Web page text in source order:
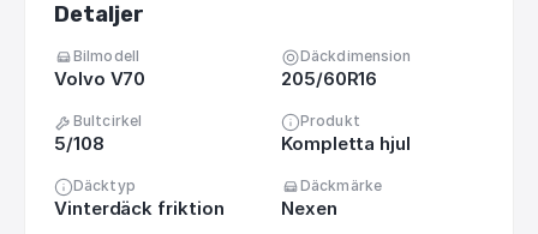
Detaljer
Bilmodell
Volvo V70
Däckdimension
205/60R16
Bultcirkel
5/108
Produkt
Kompletta hjul
Däcktyp
Vinterdäck friktion
Däckmärke
Nexen